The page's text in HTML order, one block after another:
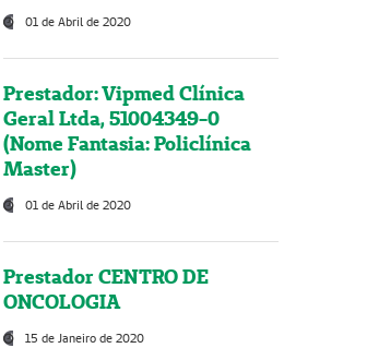
01 de Abril de 2020
Prestador: Vipmed Clínica
Geral Ltda, 51004349-0
(Nome Fantasia: Policlínica
Master)
01 de Abril de 2020
Prestador CENTRO DE
ONCOLOGIA
15 de Janeiro de 2020